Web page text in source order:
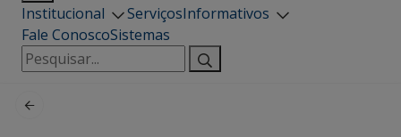
Institucional ServiçosInformativos
Fale ConoscoSistemas
Pesquisar
por: